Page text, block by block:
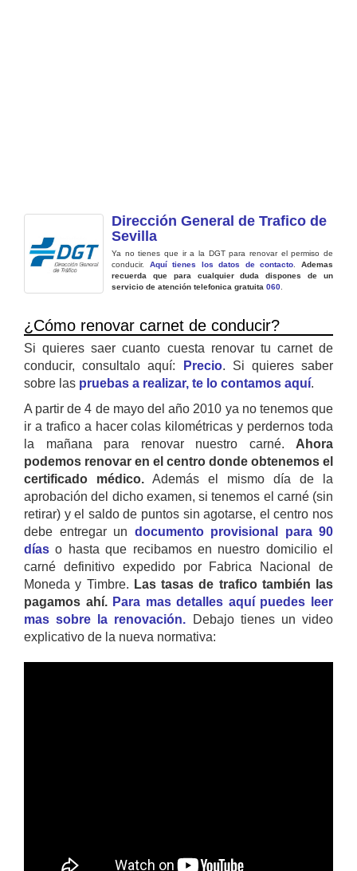
Dirección General de Trafico de
Sevilla
Ya no tienes que ir a la DGT para renovar el permiso de
conducir. Aquí tienes los datos de contacto .Ademas
recuerda que para cualquier duda dispones de un
servicio de atención telefonica gratuita 060
¿Cómo renovar carnet de conducir?
Si quieres saer cuanto cuesta renovar tu carnet de
conducir, consultalo aquí:
Precio. Si quieres saber
sobre las pruebas a realizar, te lo contamos aquí.
A partir de 4 de mayo del año 2010 ya no tenemos que
ir a trafico a hacer colas kilométricas y perdernos toda
la mañana para renovar nuestro carné. Ahora
podemos renovar en el centro donde obtenemos el
certificado médico. Además el mismo día de la
aprobación del dicho examen, si tenemos el carné (sin
retirar) y el saldo de puntos sin agotarse, el centro nos
debe entregar un documento provisional para 90
días o hasta que recibamos en nuestro domicilio el
carné definitivo expedido por Fabrica Nacional de
Moneda y Timbre. Las tasas de trafico también las
pagamos ahí. Para mas detalles aquí puedes leer
mas sobre la renovación. Debajo tienes un video
explicativo de la nueva normativa: